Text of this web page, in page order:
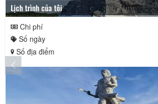
Lịch trình của tôi
Chi phí
Số ngày
Số địa điểm